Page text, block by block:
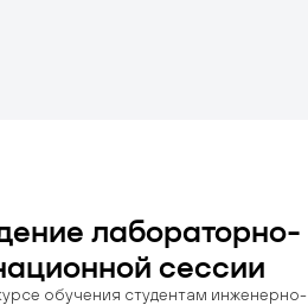
лабораторно-
сессии
обучения студентам инженерно-